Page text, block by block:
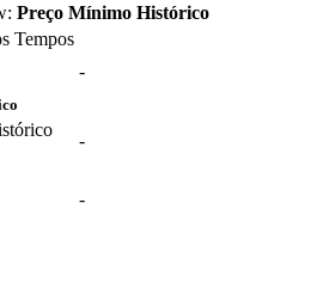
Preço Mínimo Histórico
Tempos
-
-
-